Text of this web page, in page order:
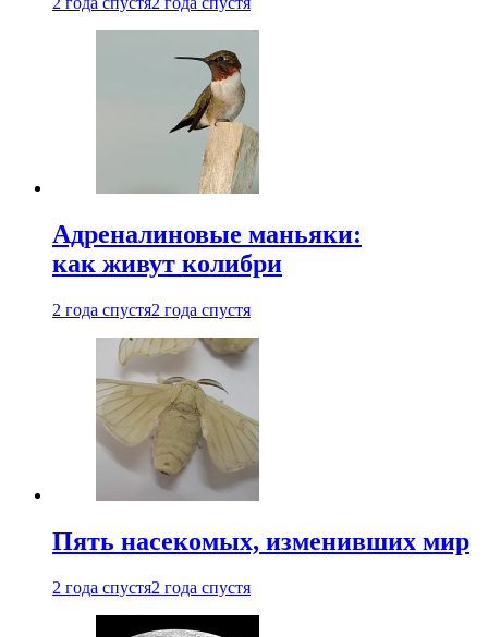
Адреналиновые маньяки:
как живут колибри
2 года спустя2 года спустя
Пять насекомых, изменивших мир
2 года спустя2 года спустя